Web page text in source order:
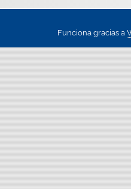
Funciona gracias a